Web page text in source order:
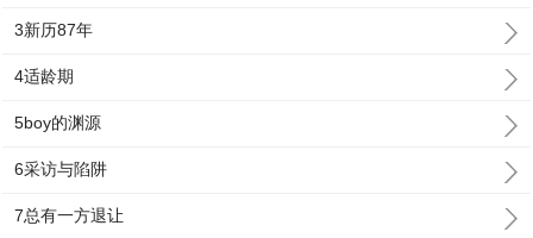
3新历87年
4适龄期
5boy的渊源
6采访与陷阱
7总有一方退让